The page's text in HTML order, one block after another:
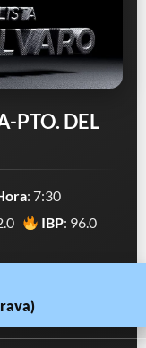
PTO. DEL
: 7:30
IBP: 96.0